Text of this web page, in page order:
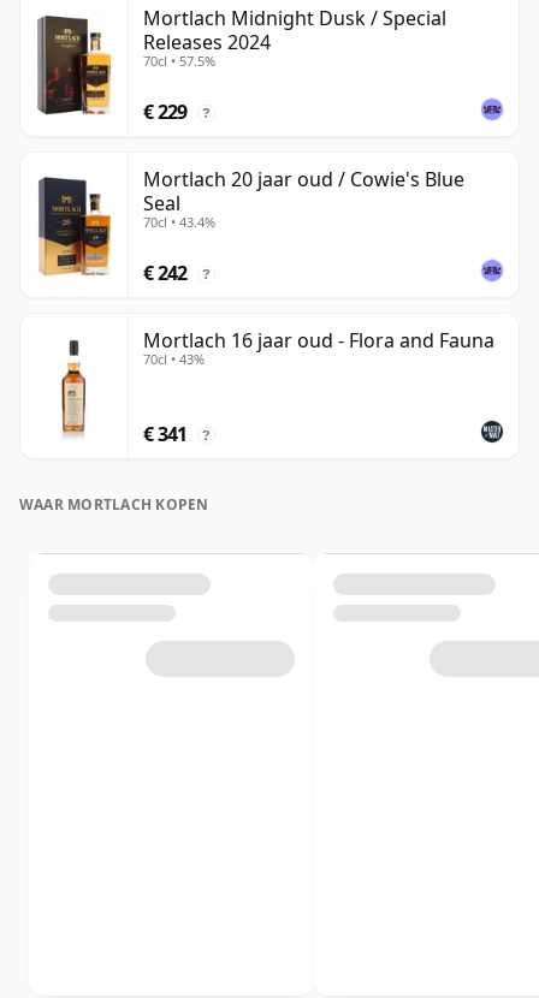
Mortlach Midnight Dusk / Special
Releases 2024
70cl • 57.5%
€ 229 ?
Mortlach 20 jaar oud / Cowie's Blue
Seal
70cl • 43.4%
€ 242 ?
Mortlach 16 jaar oud - Flora and Fauna
70cl • 43%
€ 341 ?
WAAR MORTLACH KOPEN